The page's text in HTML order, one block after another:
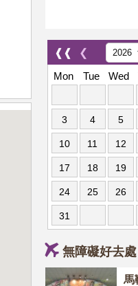
❰❰ ❮
Mon
Tue Wed
3 4 5
10 11 12
17 18 19
24 25 26
31
無障礙好去處
馬